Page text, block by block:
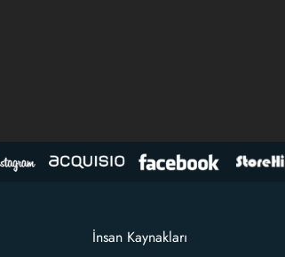
İnsan Kaynakları